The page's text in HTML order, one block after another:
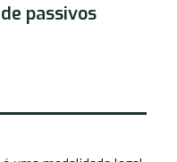
passivos